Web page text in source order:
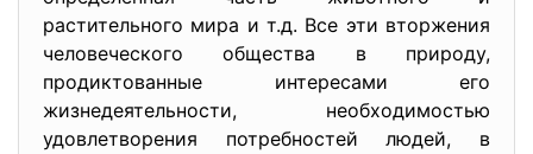
растительного мира и т.д. Все эти вторжения
человеческого общества в природу,
продиктованные интересами его
жизнедеятельности, необходимостью
удовлетворения потребностей людей, в